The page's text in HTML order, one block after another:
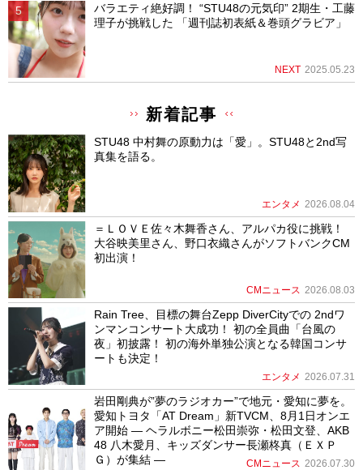
バラエティ絶好調！ “STU48の元気印” 2期生・工藤
理子が挑戦した 「週刊誌初表紙＆巻頭グラビア」
NEXT 2025.05.23
新着記事
STU48 中村舞の原動力は「愛」。STU48と2nd写
真集を語る。
エンタメ 2026.08.04
＝ＬＯＶＥ佐々木舞香さん、アルパカ役に挑戦！
大谷映美里さん、野口衣織さんがソフトバンクCM
初出演！
CMニュース 2026.08.03
Rain Tree、目標の舞台Zepp DiverCityでの 2ndワ
ンマンコンサート大成功！ 初の全員曲「台風の
夜」初披露！ 初の海外単独公演となる韓国コンサ
ートも決定！
エンタメ 2026.07.31
岩田剛典が”夢のラジオカー”で地元・愛知に夢を。
愛知トヨタ「AT Dream」新TVCM、8月1日オンエ
ア開始 ― ヘラルボニー松田崇弥・松田文登、AKB
48 八木愛月、キッズダンサー長瀬柊真（ＥＸＰ
Ｇ）が集結 ―
CMニュース 2026.07.30